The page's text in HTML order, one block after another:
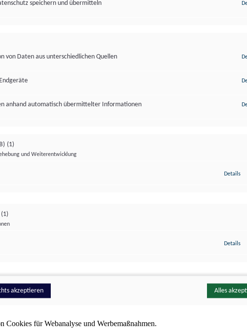
für Webanalyse und Werbemaßnahmen.
speichern und übermitteln
von Daten aus unterschiedlichen Quellen
anhand automatisch übermittelter Informationen
(1)
und Weiterentwicklung
Details
(1)
Details
akzeptieren Alles